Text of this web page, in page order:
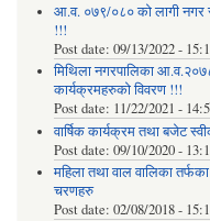
आ.व. ०७९/०८० को लागी नगर
!!!
Post date: 09/13/2022 -
मिथिला नगरपालिका
कार्यक्रमहरुको विवरण !!!
Post date: 11/22/2021 -
वार्षिक कार्यक्रम तथा बजेट
Post date: 09/10/2020 -
महिला तथा वाल वालिका
चरणहरु
Post date: 02/08/2018 -